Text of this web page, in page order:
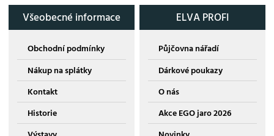
Všeobecné informace
Obchodní podmínky
Nákup na splátky
Kontakt
Historie
ELVA PROFI
Půjčovna nářadí
Dárkové poukazy
O nás
Akce EGO jaro 2026